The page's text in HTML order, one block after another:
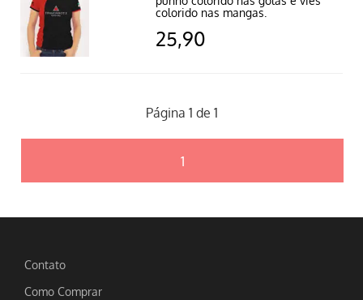
colorido nas mangas.
25,90
Página 1 de 1
1
Contato
Como Comprar